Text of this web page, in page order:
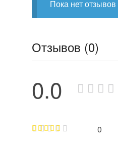
Пока нет
Отзывов (0)
0.0
0